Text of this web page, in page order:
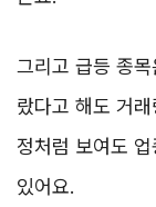
그리고 급등 종
랐다고 해도 거
정처럼 보여도
있어요.